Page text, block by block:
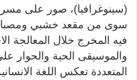
(سينوغرافيا)، صور على
سوى من مقعد خشبي
فيه المخرج خلال المعالجة
والموسيقى الحية والحوار
المتعددة تعكس اللغة